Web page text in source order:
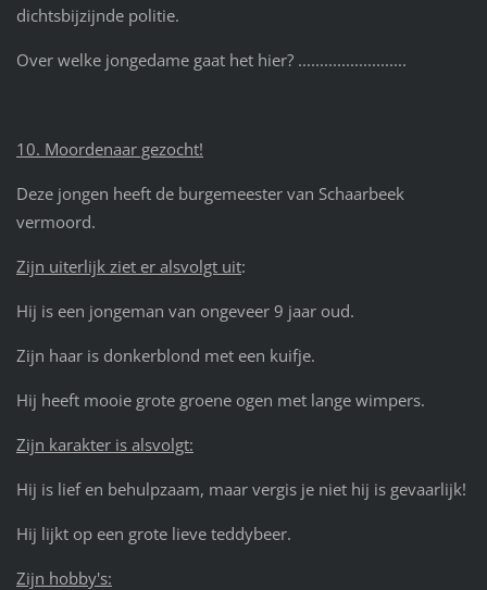
dichtsbijzijnde politie.
Over welke jongedame gaat het hier? .........................
10. Moordenaar gezocht!
Deze jongen heeft de burgemeester van Schaarbeek
vermoord.
Zijn uiterlijk ziet er alsvolgt uit:
Hij is een jongeman van ongeveer 9 jaar oud.
Zijn haar is donkerblond met een kuifje.
Hij heeft mooie grote groene ogen met lange wimpers.
Zijn karakter is alsvolgt:
Hij is lief en behulpzaam, maar vergis je niet hij is gevaarlijk!
Hij lijkt op een grote lieve teddybeer.
Zijn hobby's: